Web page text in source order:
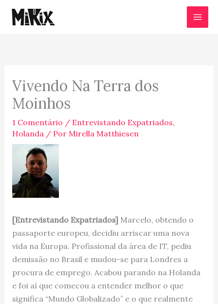
para
Vivendo Na Terra dos
Moinhos
1 Comentário / Entrevistando Expatriados,
Holanda/ Por Mirella Matthiesen
[Entrevistando Expatriados] Marcelo, obtendo o
passaporte europeu, decidiu arriscar uma nova
vida na Europa. Profissional da área de IT, pediu
demissão no Brasil e mudou-se para Londres a
procura de emprego. Acabou parando na Holanda
e foi aí que comecou a entender melhor o que
significa “Mundo Globalizado” e o que realmente